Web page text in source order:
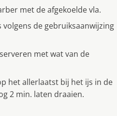
met de afgekoelde vla.
de gebruiksaanwijzing
met wat van de
het allerlaatst bij het ijs in de
2 min. laten draaien.